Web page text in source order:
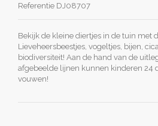
Referentie DJ08707
Bekijk de kleine diertjes in de tuin met
Lieveheersbeestjes, vogeltjes, bijen,
biodiversiteit! Aan de hand van de
afgebeelde lijnen kunnen kinderen 24
vouwen!